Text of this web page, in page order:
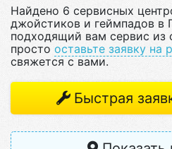
Найдено 6 сервисных
джойстиков и геймпадов в
подходящий вам сервис из
просто оставьте заявку на
свяжется с вами.
Быстрая